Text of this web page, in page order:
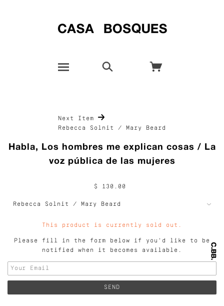
Next Item
Rebecca Solnit / Mary Beard
Habla, Los hombres me explican cosas / La
voz pública de las mujeres
$ 130.00
This product is currently sold out.
Please fill in the form below if you'd like to be
notified when it becomes available.